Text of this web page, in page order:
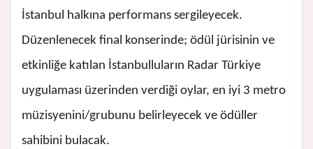
İstanbul halkına performans sergileyecek.
Düzenlenecek final konserinde; ödül jürisinin ve
etkinliğe katılan İstanbulluların Radar Türkiye
uygulaması üzerinden verdiği oylar, en iyi 3 metro
müzisyenini/grubunu belirleyecek ve ödüller
sahibini bulacak.